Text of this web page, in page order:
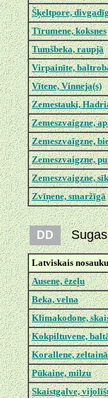
Šķeltpore,
Tīrumene, koksnes
Tumšbeka, raupjā
Virpainīte,
Vītene, Vinneja(s)
Zemestauki,
Zemeszvaigzne,
Zemeszvaigzne,
Zemeszvaigzne,
Zemeszvaigzne,
Zvīņene, smaržīgā
DD
Latviskais
Ausene, ēzeļu
Beka, velna
Klimakodone,
Kokpiltuvene,
Korallene, zeltainā
Pūkaine, milzu
Skaistgalve,